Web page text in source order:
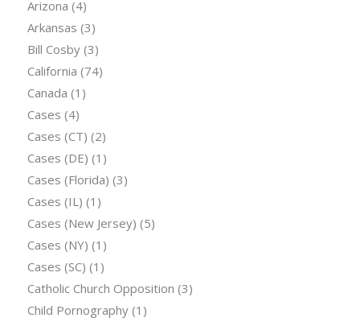
Arizona (4)
Arkansas (3)
Bill Cosby(3)
California (74)
Canada (1)
Cases (4)
Cases (CT) (2)
Cases (DE) (1)
Cases (Florida) (3)
Cases (IL) (1)
Cases (New Jersey) (5)
Cases (NY) (1)
Cases (SC) (1)
Catholic Church Opposition (3)
Child Pornography(1)